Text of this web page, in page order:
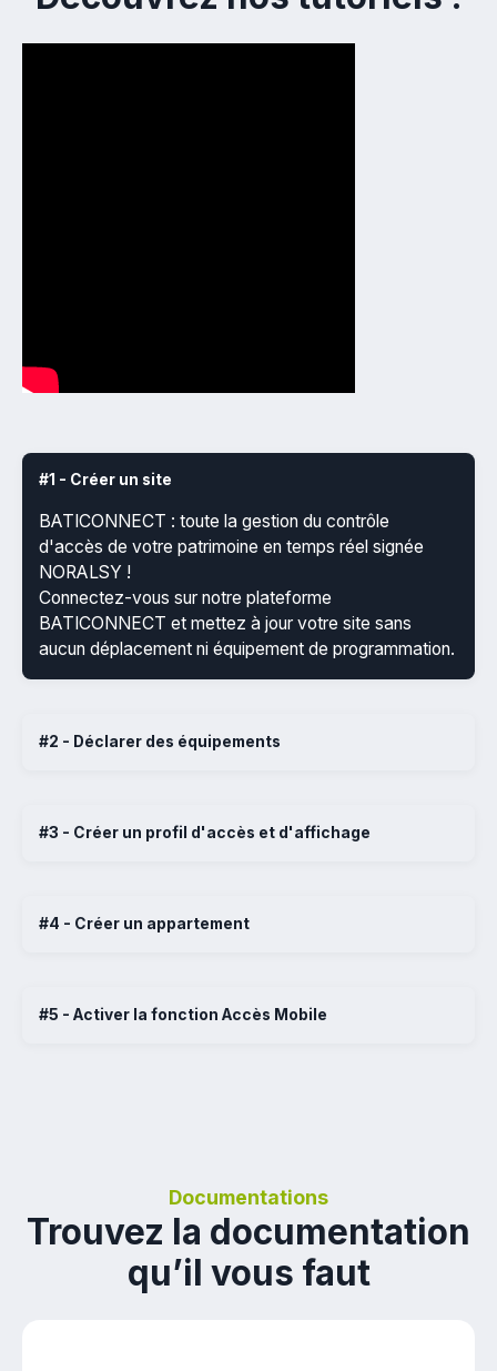
#1 - Créer un site
BATICONNECT : toute la gestion du contrôle
d'accès de votre patrimoine en temps réel signée
NORALSY !
Connectez-vous sur notre plateforme
BATICONNECT et mettez à jour votre site sans
aucun déplacement ni équipement de programmation.
#2 - Déclarer des équipements
#3 - Créer un profil d'accès et d'affichage
#4 - Créer un appartement
#5 - Activer la fonction Accès Mobile
Documentations
Trouvez la documentation
qu’il vous faut